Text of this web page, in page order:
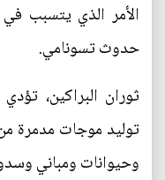
الأمر الذي يتسبب في
حدوث تسونامي.
ثوران البراكين،
توليد موجات مدمرة
وحيوانات ومباني